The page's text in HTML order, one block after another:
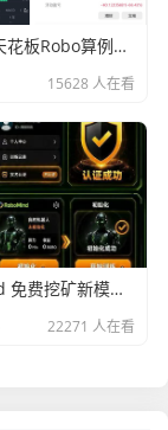
首码零撸天花板Robo算例无广告一/键领取
15628 人在看
RoboMind 免费挖矿新模式！铲出就可以立即提到各大交易所变现！45天零撸6180个币 目前现价0.02U一个币！已上架26家交以所！提币秒到账！底池现在58万刀一机!
22271 人在看